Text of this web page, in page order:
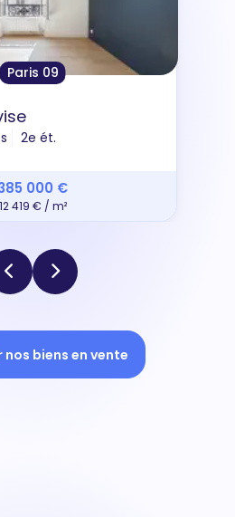
Paris 09
2e ét.
000 €
12 419 € / m²
nos biens en vente